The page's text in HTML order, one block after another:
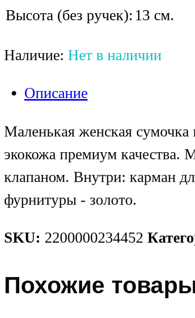
Высота (без ручек): 13 см.
Наличие: Нет в наличии
Описание
Маленькая женская сумочка
экокожа премиум качества.
клапаном. Внутри: карман
фурнитуры - золото.
SKU: 2200000234452
Похожие